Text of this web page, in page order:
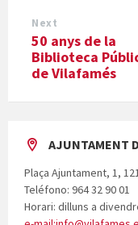
Next
50 anys de la
Biblioteca
de Vilafamés
AJUNTAMENT
Plaça Ajuntament, 1,
Teléfono: 964 32 90 01
Horari: dilluns a